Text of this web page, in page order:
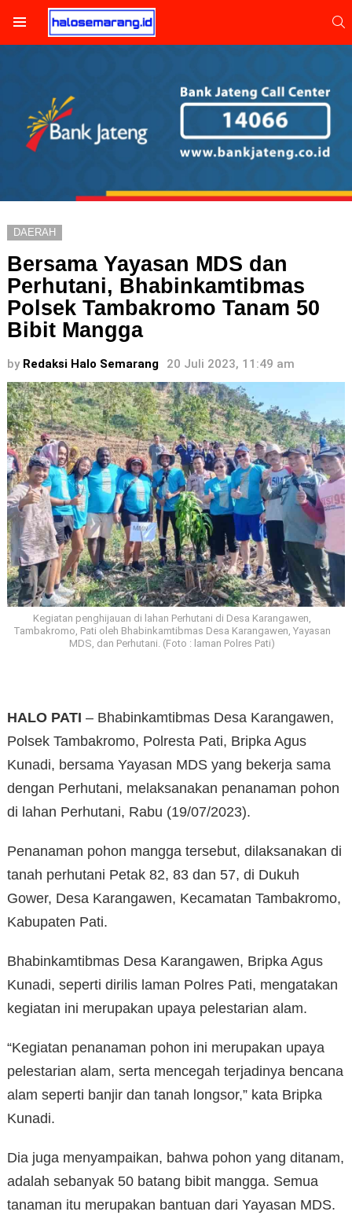
DAERAH
Bersama Yayasan MDS dan
Perhutani, Bhabinkamtibmas
Polsek Tambakromo Tanam 50
Bibit Mangga
by Redaksi Halo Semarang 20 Juli 2023, 11:49 am
Kegiatan penghijauan di lahan Perhutani di Desa Karangawen,
Tambakromo, Pati oleh Bhabinkamtibmas Desa Karangawen, Yayasan
MDS, dan Perhutani. (Foto : laman Polres Pati)
HALO PATI – Bhabinkamtibmas Desa Karangawen,
Polsek Tambakromo, Polresta Pati, Bripka Agus
Kunadi, bersama Yayasan MDS yang bekerja sama
dengan Perhutani, melaksanakan penanaman pohon
di lahan Perhutani, Rabu (19/07/2023).
Penanaman pohon mangga tersebut, dilaksanakan di
tanah perhutani Petak 82, 83 dan 57, di Dukuh
Gower, Desa Karangawen, Kecamatan Tambakromo,
Kabupaten Pati.
Bhabinkamtibmas Desa Karangawen, Bripka Agus
Kunadi, seperti dirilis laman Polres Pati, mengatakan
kegiatan ini merupakan upaya pelestarian alam.
“Kegiatan penanaman pohon ini merupakan upaya
pelestarian alam, serta mencegah terjadinya bencana
alam seperti banjir dan tanah longsor,” kata Bripka
Kunadi.
Dia juga menyampaikan, bahwa pohon yang ditanam,
adalah sebanyak 50 batang bibit mangga. Semua
tanaman itu merupakan bantuan dari Yayasan MDS.